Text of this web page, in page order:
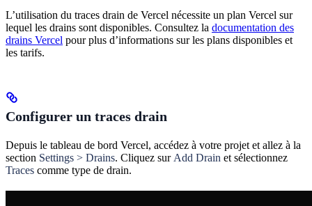
L’utilisation du traces drain de Vercel nécessite un plan Vercel sur
lequel les drains sont disponibles. Consultez la documentation des
drains Vercel pour plus d’informations sur les plans disponibles et
les tarifs.
Configurer un traces drain
Depuis le tableau de bord Vercel, accédez à votre projet et allez à la
section Settings > Drains. Cliquez sur Add Drain et sélectionnez
Traces comme type de drain.